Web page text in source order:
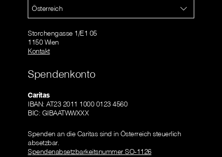
Österreich
Storchengasse 1/E1 05
1150 Wien
Kontakt
Spendenkonto
Caritas
IBAN: AT23 2011 1000 0123 4560
BIC: GIBAATWWXXX
Spenden an die Caritas sind in Österreich steuerlich
absetzbar.
Spendenabsetzbarkeitsnummer SO-1126